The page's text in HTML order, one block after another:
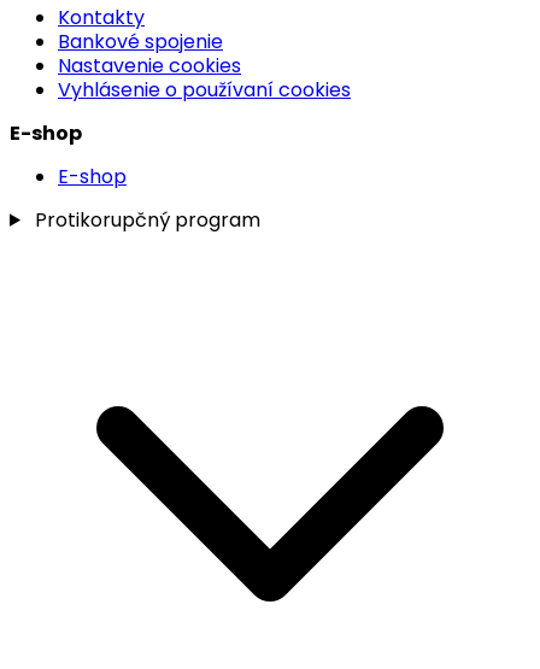
Kontakty
Bankové spojenie
Nastavenie cookies
Vyhlásenie o používaní cookies
E-shop
E-shop
Protikorupčný program